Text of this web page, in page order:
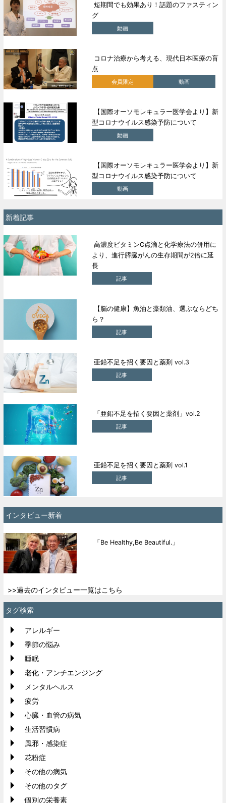
短期間でも効果あり！話題のファスティン
グ
動画
コロナ治療から考える、現代日本医療の盲
点
会員限定 動画
【国際オーソモレキュラー医学会より】新
型コロナウイルス感染予防について
動画
【国際オーソモレキュラー医学会より】新
型コロナウイルス感染予防について
動画
新着記事
高濃度ビタミンC点滴と化学療法の併用に
より、進行膵臓がんの生存期間が2倍に延
長
記事
【脳の健康】魚油と藻類油、選ぶならどち
ら？
記事
亜鉛不足を招く要因と薬剤 vol.3
記事
「亜鉛不足を招く要因と薬剤」vol.2
記事
亜鉛不足を招く要因と薬剤 vol.1
記事
インタビュー新着
「Be Healthy,Be Beautiful.」
>>過去のインタビュー一覧はこちら
タグ検索
アレルギー
季節の悩み
睡眠
老化・アンチエンジング
メンタルヘルス
疲労
心臓・血管の病気
生活習慣病
風邪・感染症
花粉症
その他の病気
その他のタグ
個別の栄養素